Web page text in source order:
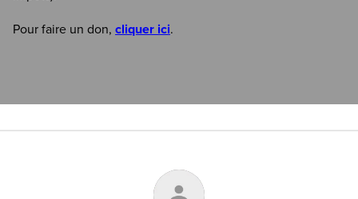
Pour faire un don, cliquer ici.